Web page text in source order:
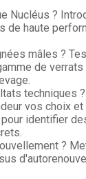
Nucléus ?
de haute
mâles ?
de verrats
techniques
vos choix
pour identifier
?